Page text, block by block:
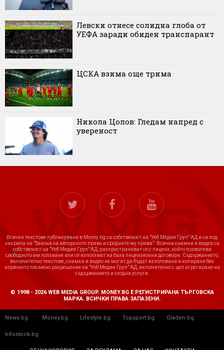
Левски отнесе солидна глоба от
УЕФА заради обиден транспарант
ЦСКА взима още трима
Никола Цолов: Гледам напред с
увереност
Всички текстове публикувани в Money.bg са собственост на "Уеб Медия Груп" АД и са под
закрила на "Закона за авторското право и сродните му права". Всички снимки и видеа са
собственост на "Уеб Медия Груп" АД, разпространяват се с лиценз, който позволява
свободното им ползване или се използват на база лицензионни договори. Съдържанието,
включително текстове, снимки и видео не могат да бъдат използвани и копирани без
изричното писмено разрешение на "Уеб Медия Груп" АД, включително с цел агрегиране на
съдържанието и сходни услуги.
© 1998 - 2026 WEB MEDIA GROUP. MONEY.BG Е РЕГИСТРИРАНА ТЪРГОВСКА
МАРКА. ВСИЧКИ ПРАВА ЗАПАЗЕНИ.
News.bg Money.bg Lifestyle.bg Topsport.bg Gladen.bg
Infostock.bg